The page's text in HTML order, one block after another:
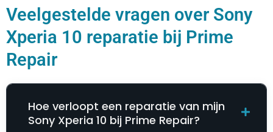
Veelgestelde vragen over Sony
Xperia 10 reparatie bij Prime
Repair
Hoe verloopt een reparatie van mijn
Sony Xperia 10 bij Prime Repair?